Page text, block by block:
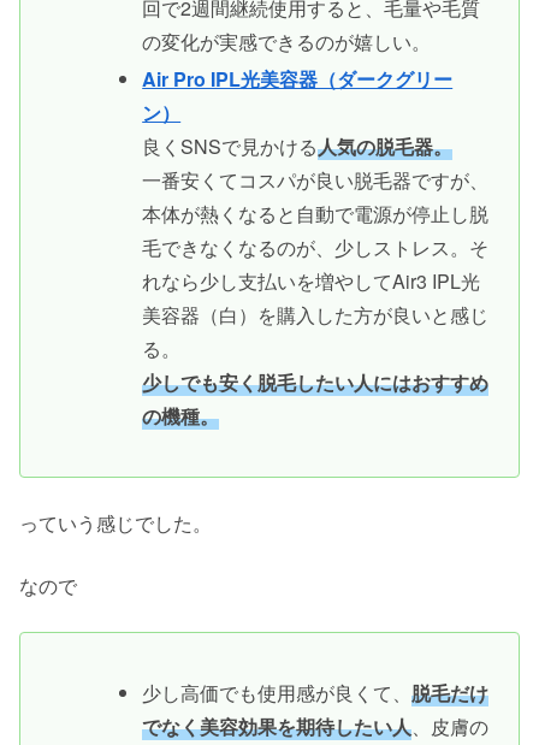
回で2週間継続使用すると、毛量や毛質
の変化が実感できるのが嬉しい。
Air Pro IPL光美容器（ダークグリー
ン）
良くSNSで見かける人気の脱毛器。
一番安くてコスパが良い脱毛器ですが、
本体が熱くなると自動で電源が停止し脱
毛できなくなるのが、少しストレス。そ
れなら少し支払いを増やしてAir3 IPL光
美容器（白）を購入した方が良いと感じ
る。
少しでも安く脱毛したい人にはおすすめ
の機種。
っていう感じでした。
なので
少し高価でも使用感が良くて、脱毛だけ
でなく美容効果を期待したい人、皮膚の